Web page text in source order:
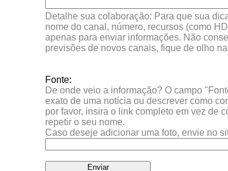
Detalhe sua colaboração: Para que sua
nome do canal, número, recursos (como
apenas para enviar informações. Não
previsões de novos canais, fique de olho
Fonte:
De onde veio a informação? O campo
exato de uma notícia ou descrever como
por favor, insira o link completo em vez de
repetir o seu nome.
Caso deseje adicionar uma foto, envie no